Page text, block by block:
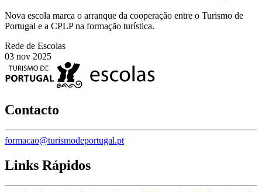
Nova escola marca o arranque da cooperação entre o Turismo de
Portugal e a CPLP na formação turística.
Rede de Escolas
03 nov 2025
Contacto
formacao@turismodeportugal.pt
Links Rápidos